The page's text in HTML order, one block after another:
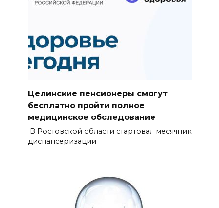
Целинские пенсионеры смогут
бесплатно пройти полное
медицинское обследование
В Ростовской области стартовал месячник
диспансеризации